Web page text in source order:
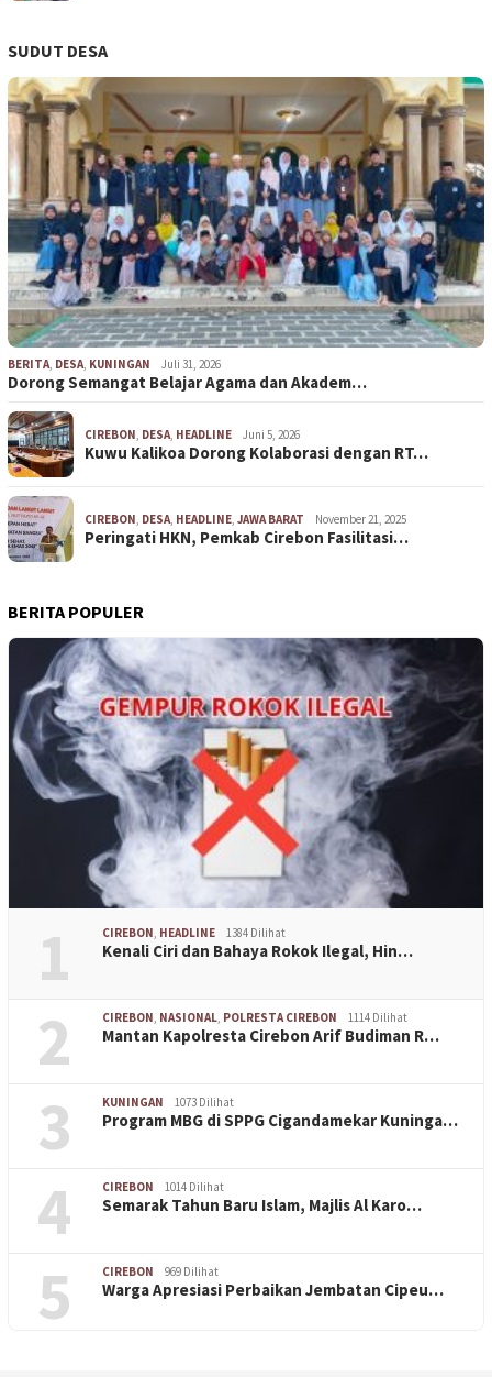
SUDUT DESA
BERITA, DESA, KUNINGAN Juli 31, 2026
Dorong Semangat Belajar Agama dan Akadem…
CIREBON, DESA, HEADLINE Juni 5, 2026
Kuwu Kalikoa Dorong Kolaborasi dengan RT…
CIREBON, DESA, HEADLINE, JAWA BARAT November 21, 2025
Peringati HKN, Pemkab Cirebon Fasilitasi…
BERITA POPULER
1 CIREBON, HEADLINE 1384 Dilihat
Kenali Ciri dan Bahaya Rokok Ilegal, Hin…
2 CIREBON, NASIONAL, POLRESTA CIREBON 1114 Dilihat
Mantan Kapolresta Cirebon Arif Budiman R…
3 KUNINGAN 1073 Dilihat
Program MBG di SPPG Cigandamekar Kuninga…
4 CIREBON 1014 Dilihat
Semarak Tahun Baru Islam, Majlis Al Karo…
5 CIREBON 969 Dilihat
Warga Apresiasi Perbaikan Jembatan Cipeu…